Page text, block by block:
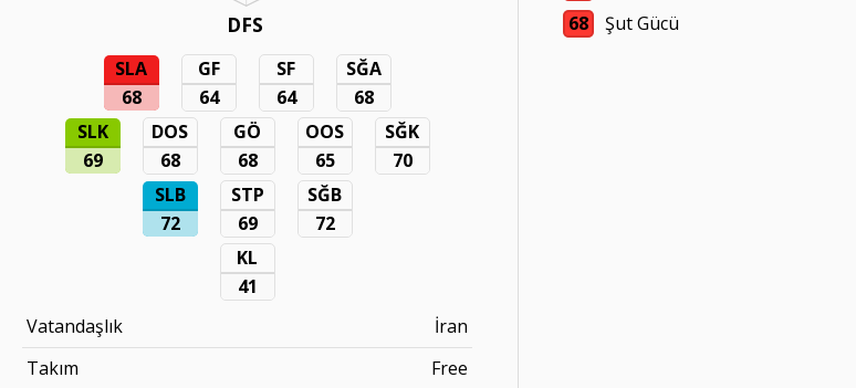
DFS
SLA
68
GF
64
SF
64
SĞA
68
SLK
69
DOS
68
GÖ
68
OOS
65
SĞK
70
SLB
72
STP
69
SĞB
72
KL
41
Vatandaşlık
İran
Takım
Free
68
Şut Gücü